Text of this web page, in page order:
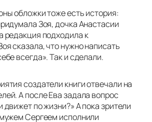
обложки тоже есть история:
Зоя, дочка Анастасии
редакция подходила к
сказала, что нужно написать
всегда». Так и сделали.
создатели книги отвечали на
А после Ева задала вопрос
движет по жизни?» А пока зрители
Сергеем исполнили